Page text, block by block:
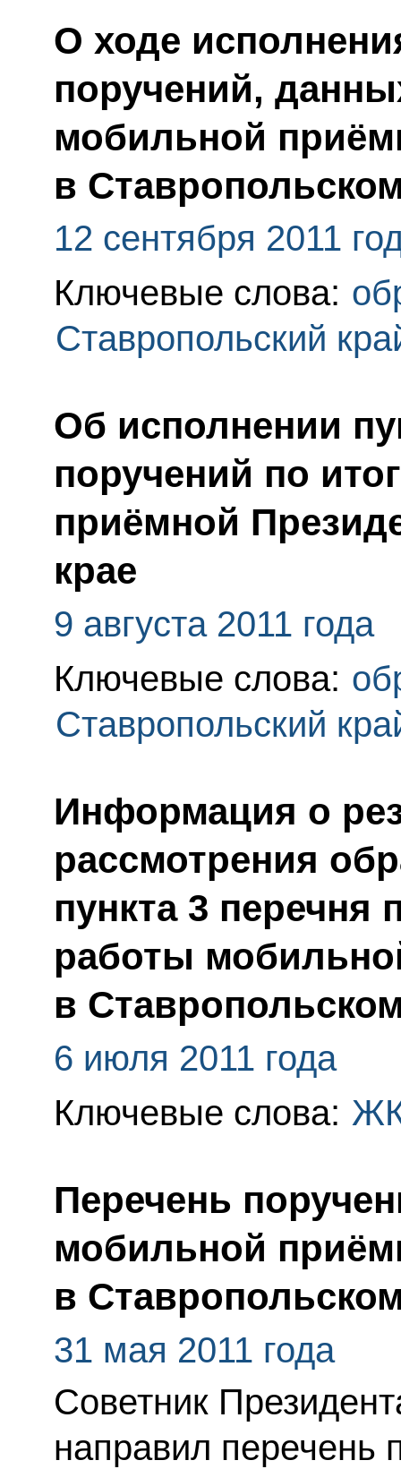
О ходе
поручений,
мобильной
в
12 сентября 2011
Ключевые слова:
Ставропольский
Об исполнении
поручений по
приёмной
крае
9 августа 2011 года
Ключевые слова:
Ставропольский
Информация о
рассмотрения
пункта 3 перечня
работы
в
6 июля 2011 года
Ключевые слова:
Перечень
мобильной
в
31 мая 2011 года
Советник
направил перечень